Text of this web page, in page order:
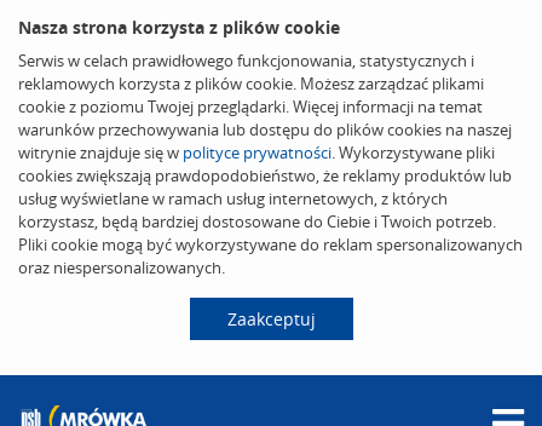
Nasza strona korzysta z plików cookie
Serwis w celach prawidłowego funkcjonowania, statystycznych i
reklamowych korzysta z plików cookie. Możesz zarządzać plikami
cookie z poziomu Twojej przeglądarki. Więcej informacji na temat
warunków przechowywania lub dostępu do plików cookies na naszej
witrynie znajduje się w polityce prywatności. Wykorzystywane pliki
cookies zwiększają prawdopodobieństwo, że reklamy produktów lub
usług wyświetlane w ramach usług internetowych, z których
korzystasz, będą bardziej dostosowane do Ciebie i Twoich potrzeb.
Pliki cookie mogą być wykorzystywane do reklam spersonalizowanych
oraz niespersonalizowanych.
Zaakceptuj